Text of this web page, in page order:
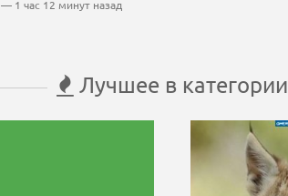
— 1 час 12 минут назад
Лучшее в категории